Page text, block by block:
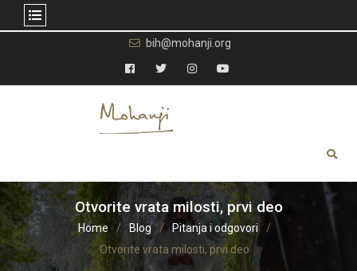
content
bih@mohanji.org
Facebook
TwitterInstagramYouTube
Otvorite vrata milosti, prvi deo
Home Blog
Pitanja i odgovori
Otvorite vrata milosti, prvi deo